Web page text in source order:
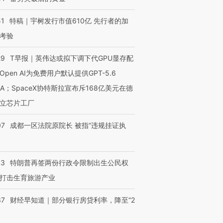
特稿｜宇树发行市值610亿 先行者的加
验
T早报｜英伟达或拟下调下代GPU显存配
AI为免费用户默认提供GPT-5.6
；SpaceX协特斯拉宣布斥168亿美元在德
芯片工厂
成都一区法院原院长 被指“违规挂证执
特朗普再签两份行政令限制出生公民权
击生育旅游产业
财经早知道｜部分银行房贷利率，降至“2